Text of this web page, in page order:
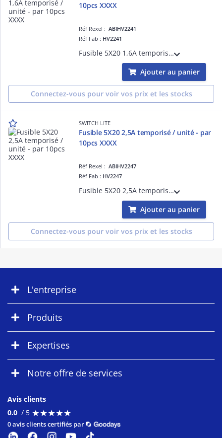
10pcs XXXX
Réf Rexel :ABIHV2241
Réf Fab : HV2241
Fusible 5X20 1,6A temporisé - Tarifé à l'unité, vendu par colisage 10pcs
Ajouter au panier
Connectez-vous pour voir vos prix et les stocks
SWITCH LITE
Fusible 5X20 2,5A temporisé / unité - par
10pcs XXXX
Réf Rexel :ABIHV2247
Réf Fab : HV2247
Fusible 5X20 2,5A temporisé - Tarifé à l'unité, vendu par colisage 10pcs
Ajouter au panier
Connectez-vous pour voir vos prix et les stocks
L'entreprise
Produits
Expertises
Notre offre de services
Avis clients
0.0 / 5 ★★★★★
★★★★★
0 avis clients certifiés par